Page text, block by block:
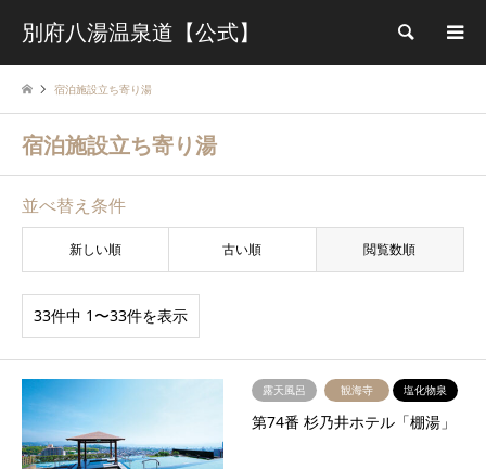
別府八湯温泉道【公式】 検索
宿泊施設立ち寄り湯
宿泊施設立ち寄り湯
並べ替え条件
新しい順 古い順 閲覧数順
33件中 1〜33件を表示
露天風呂 観海寺 塩化物泉
第74番 杉乃井ホテル「棚湯」